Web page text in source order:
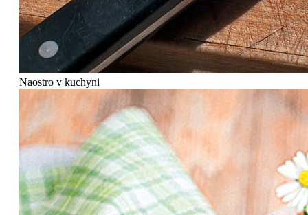
Naostro v kuchyni